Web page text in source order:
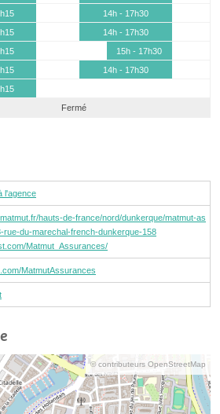
14h - 17h30
14h - 17h30
15h - 17h30
14h - 17h30
Fermé
l'agence
hauts-de-france/nord/dunkerque/matmut-as
rue-du-marechal-french-dunkerque-158
Matmut_Assurances/
MatmutAssurances
© contributeurs OpenStreetMap